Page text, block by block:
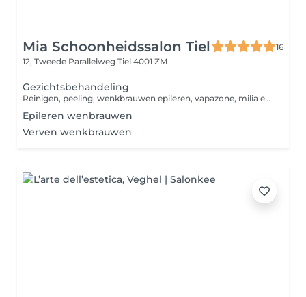
Mia Schoonheidssalon Tiel
16
12, Tweede Parallelweg Tiel 4001 ZM
Gezichtsbehandeling
Reinigen, peeling, wenkbrauwen epileren, vapazone, milia en comedonen verwijderen, masker en een voedende cremé als afsluiting. Eventueel harsen bovenlip is gratis bij deze behandeling.
Epileren wenbrauwen
Verven wenkbrauwen